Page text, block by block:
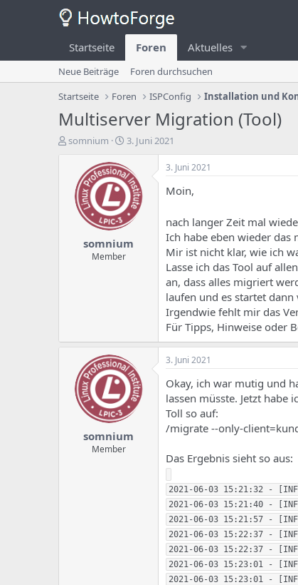
Startseite Foren Aktuelles
Neue Beiträge
Foren durchsuchen
Startseite
Foren ISPConfig Installation und
Multiserver Migration (Tool)
E
a
somnium
E
s
t
e
l
l
u
n
3. Juni 2021
somnium
Member
3. Juni 2021
Moin,
nach langer Zeit mal
Ich habe eben wieder das
Mir ist nicht klar, wie ich
Lasse ich das Tool auf
an, dass alles migriert
laufen und es startet
Irgendwie fehlt mir das
Für Tipps, Hinweise oder
somnium
Member
3. Juni 2021
Okay, ich war mutig und
lassen müsste. Jetzt
Toll so auf:
/migrate --only-
Das Ergebnis sieht so aus:
2021-06-03 15:21:32 -
2021-06-03 15:21:40 -
2021-06-03 15:21:57 -
2021-06-03 15:22:37 -
2021-06-03 15:22:37 -
2021-06-03 15:23:01 -
2021-06-03 15:23:01 -